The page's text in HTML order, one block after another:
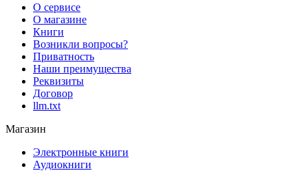
О сервисе
О магазине
Книги
Возникли вопросы?
Приватность
Наши преимущества
Реквизиты
Договор
llm.txt
Магазин
Электронные книги
Аудиокниги